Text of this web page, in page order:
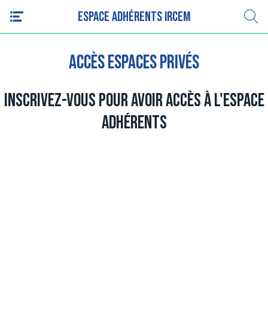
Espace adhérents IRCEM
Accès espaces privés
Inscrivez-vous pour avoir accès à l'espace
adhérents